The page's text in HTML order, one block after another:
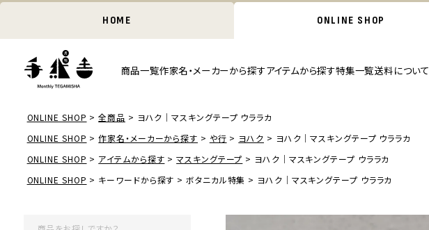
HOME ONLINE SHOP
商品一覧作家名・メーカーから探すアイテムから探す特集一覧送料について
ONLINE SHOP 全商品
ヨハク｜マスキングテープ ウララカ
ONLINE SHOP
作家名・メーカーから探す や行 ヨハク
ヨハク｜マスキングテープ ウララカ
ONLINE SHOP
アイテムから探す マスキングテープ
ヨハク｜マスキングテープ ウララカ
ONLINE SHOP
キーワードから探す ボタニカル特集 ヨハク｜マスキングテープ ウララカ